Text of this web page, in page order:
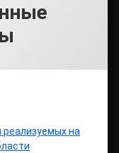
на